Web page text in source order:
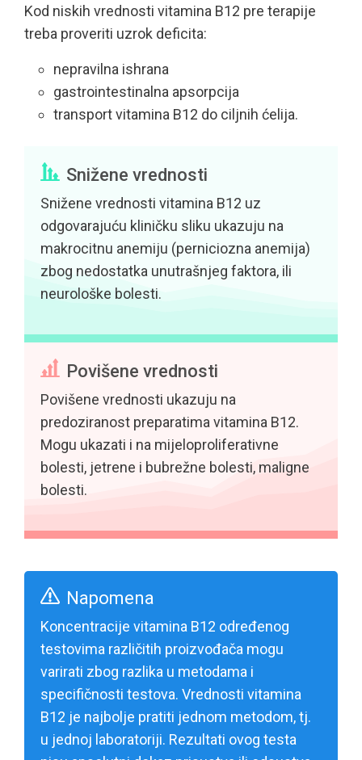
Kod niskih vrednosti vitamina B12 pre terapije
treba proveriti uzrok deficita:
nepravilna ishrana
gastrointestinalna apsorpcija
transport vitamina B12 do ciljnih ćelija.
Snižene vrednosti
Snižene vrednosti vitamina B12 uz
odgovarajuću kliničku sliku ukazuju na
makrocitnu anemiju (perniciozna anemija)
zbog nedostatka unutrašnjeg faktora, ili
neurološke bolesti.
Povišene vrednosti
Povišene vrednosti ukazuju na
predoziranost preparatima vitamina B12.
Mogu ukazati i na mijeloproliferativne
bolesti, jetrene i bubrežne bolesti, maligne
bolesti.
Napomena
Koncentracije vitamina B12 određenog
testovima različitih proizvođača mogu
varirati zbog razlika u metodama i
specifičnosti testova. Vrednosti vitamina
B12 je najbolje pratiti jednom metodom, tj.
u jednoj laboratoriji. Rezultati ovog testa